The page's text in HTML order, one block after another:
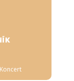
Koncert